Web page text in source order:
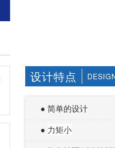
设计特点
● 简单的设计
● 力矩小